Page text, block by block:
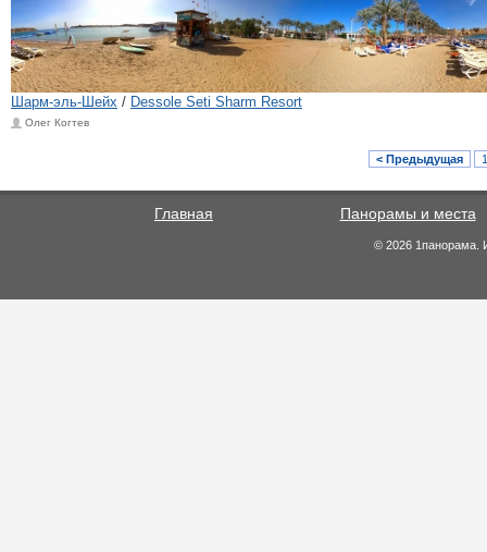
Шарм-эль-Шейх / Dessole Seti Sharm Resort
Олег Когтев
< Предыдущая 1
Главная Панорамы и места
© 2026 1панорама.